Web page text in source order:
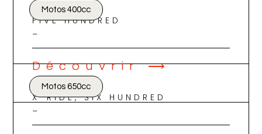
FIVE HUNDRED
Découvrir ⟶
Motos 400cc
X-RIDE, SIX HUNDRED
_
Motos 650cc